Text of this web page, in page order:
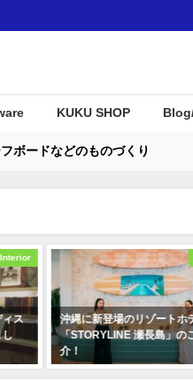
KUKU SHOP
ボードなどのものづくり
Interior
テル
ご紹
COOL JAPAN
に向けてKUKUムービ
れました！